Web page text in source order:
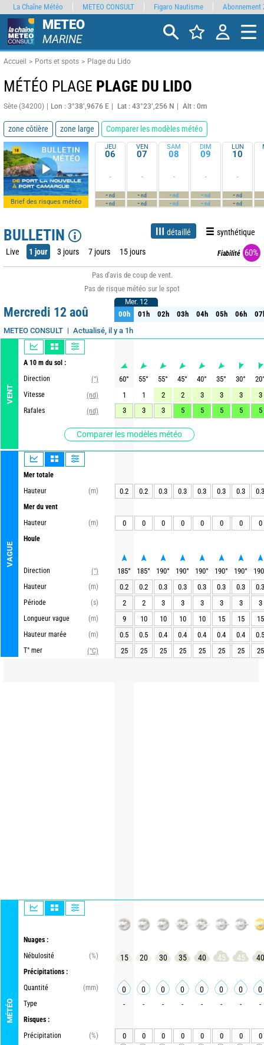
METEO
MARINE
Accueil Ports et spots Plage du Lido
MÉTÉO PLAGE PLAGE DU LIDO
Sète (34200) Lon : 3°38’,9676 E Lat : 43°23’,256 N Alt : 0m
zone côtière zone large Comparer les modèles météo
Brief des risques météo
JEU
06
-
-nd
-nd
VEN
07
-
-nd
-nd
SAM
08
-
-nd
-nd
DIM
09
-
-nd
-nd
LUN
10
-
-nd
-nd
BULLETIN détaillé synthétique
Live 1 jour 3 jours 7 jours 15 jours Fiabilité 60%
Pas d'avis de coup de vent.
Pas de risque météo sur le spot
Mercredi 12 aoû
METEO CONSULT Actualisé, il y a 1h
VENT
A 10 m du sol :
Direction
(°)
Vitesse
(nd)
Rafales
(nd)
Comparer les modèles météo
VAGUE
Mer totale
Hauteur
(m)
Mer du vent
Hauteur
(m)
Houle
Direction
(°)
Hauteur
(m)
Période
(s)
Longueur vague
(m)
Hauteur marée
(m)
T° mer
(°C)
MÉTÉO
Nuages :
Nébulosité
(%)
Précipitations :
Quantité
(mm)
Type
Risques :
Précipitation
(%)
Mer. 12
00h 01h 02h 03h 04h 05h 06h
Mer. 12
00h 01h 02h 03h 04h 05h 06h
60° 55° 55° 45° 40° 35° 30° 20
1
1 2 2 3 3 3
3
3
3 3 5 5 5 5 5
0.2 0.2 0.3 0.3 0.3 0.3 0.3 0.3
0 0 0 0 0 0 0 0
185° 185° 190° 190° 190° 190° 190°
190
0.2
0.2 0.3 0.3 0.3 0.3 0.3
0.3
2
2 3 3 3 3 3
3
9
10 10 10 10 15 15
15
0.5
0.5 0.4 0.4 0.4 0.4 0.4
0.5
25
25 25 25 25 25 25 25
15 20 30 35 40 45 45 40
0 0 0 0 0 0 0 0
- - - - - - - -
0 0 0 0 0 0 0 0
La Chaîne Météo METEO CONSULT Figaro Nautisme Abonnement